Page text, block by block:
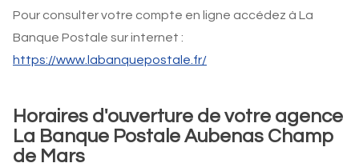
Pour consulter votre compte en ligne accédez à La
Banque Postale sur internet :
https://www.labanquepostale.fr/
Horaires d'ouverture de votre agence
La Banque Postale Aubenas Champ
de Mars